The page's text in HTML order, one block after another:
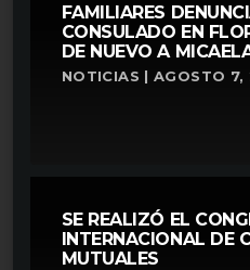
FAMILIARES
CONSULADO EN
DE NUEVO A
NOTICIAS | AGOSTO
SE REALIZÓ EL
INTERNACIONAL DE
MUTUALES